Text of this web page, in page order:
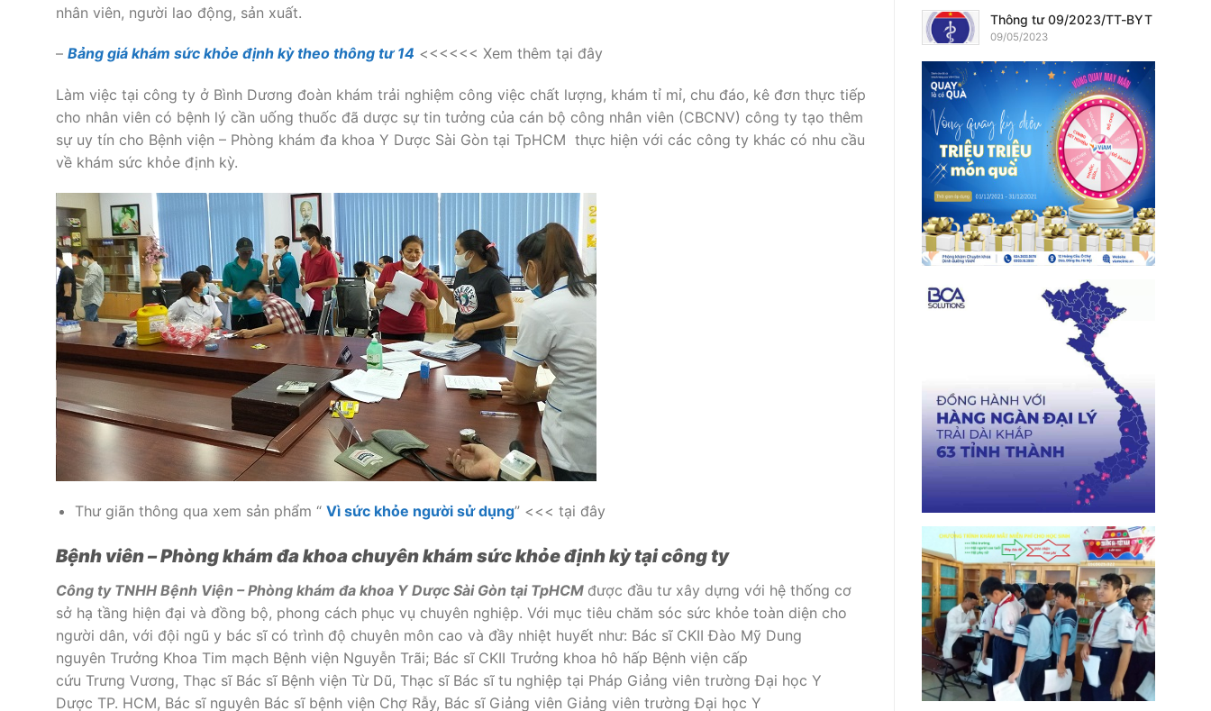
nhân viên, người lao động, sản xuất.
– Bảng giá khám sức khỏe định kỳ theo thông tư 14 <<<<<< Xem thêm tại đây
Làm việc tại công ty ở Bình Dương đoàn khám trải nghiệm công việc chất lượng, khám tỉ mỉ, chu đáo, kê đơn thực tiếp
cho nhân viên có bệnh lý cần uống thuốc đã dược sự tin tưởng của cán bộ công nhân viên (CBCNV) công ty tạo thêm
sự uy tín cho Bệnh viện – Phòng khám đa khoa Y Dược Sài Gòn tại TpHCM thực hiện với các công ty khác có nhu cầu
về khám sức khỏe định kỳ.
Thư giãn thông qua xem sản phẩm “ Vì sức khỏe người sử dụng” <<< tại đây
Bệnh viên – Phòng khám đa khoa chuyên khám sức khỏe định kỳ tại công ty
Công ty TNHH Bệnh Viện – Phòng khám đa khoa Y Dược Sài Gòn tại TpHCM được đầu tư xây dựng với hệ thống cơ
sở hạ tầng hiện đại và đồng bộ, phong cách phục vụ chuyên nghiệp. Với mục tiêu chăm sóc sức khỏe toàn diện cho
người dân, với đội ngũ y bác sĩ có trình độ chuyên môn cao và đầy nhiệt huyết như: Bác sĩ CKII Đào Mỹ Dung
nguyên Trưởng Khoa Tim mạch Bệnh viện Nguyễn Trãi; Bác sĩ CKII Trưởng khoa hô hấp Bệnh viện cấp
cứu Trưng Vương, Thạc sĩ Bác sĩ Bệnh viện Từ Dũ, Thạc sĩ Bác sĩ tu nghiệp tại Pháp Giảng viên trường Đại học Y
Dược TP. HCM, Bác sĩ nguyên Bác sĩ bệnh viện Chợ Rẫy, Bác sĩ Giảng viên Giảng viên trường Đại học Y
Thông tư 09/2023/TT-BYT
09/05/2023